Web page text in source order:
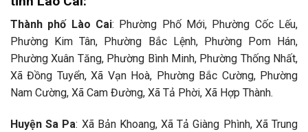
Thành phố Lào Cai: Phường Phố Mới, Phường Cốc Lếu,
Phường Kim Tân, Phường Bắc Lệnh, Phường Pom Hán,
Phường Xuân Tăng, Phường Bình Minh, Phường Thống Nhất,
Xã Đồng Tuyển, Xã Vạn Hoà, Phường Bắc Cường, Phường
Nam Cường, Xã Cam Đường, Xã Tả Phời, Xã Hợp Thành.
Huyện Sa Pa: Xã Bản Khoang, Xã Tả Giàng Phình, Xã Trung